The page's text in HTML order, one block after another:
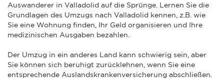
Auswanderer in Valladolid auf die Sprünge. Lernen Sie die
Grundlagen des Umzugs nach Valladolid kennen, z.B. wie
Sie eine Wohnung finden, Ihr Geld organisieren und Ihre
medizinischen Ausgaben bezahlen.
Der Umzug in ein anderes Land kann schwierig sein, aber
Sie können sich beruhigt zurücklehnen, wenn Sie eine
entsprechende Auslandskrankenversicherung abschließen.